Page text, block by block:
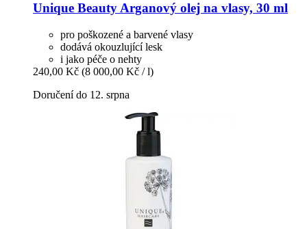
Unique BeautyArganový olej na vlasy, 30 ml
pro poškozené a barvené vlasy
dodává okouzlující lesk
i jako péče o nehty
240,00 Kč (8 000,00 Kč / l)
Doručení do 12. srpna